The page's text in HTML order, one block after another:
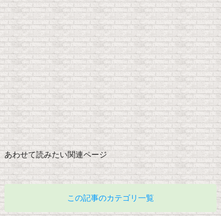
あわせて読みたい関連ページ
この記事のカテゴリ一覧